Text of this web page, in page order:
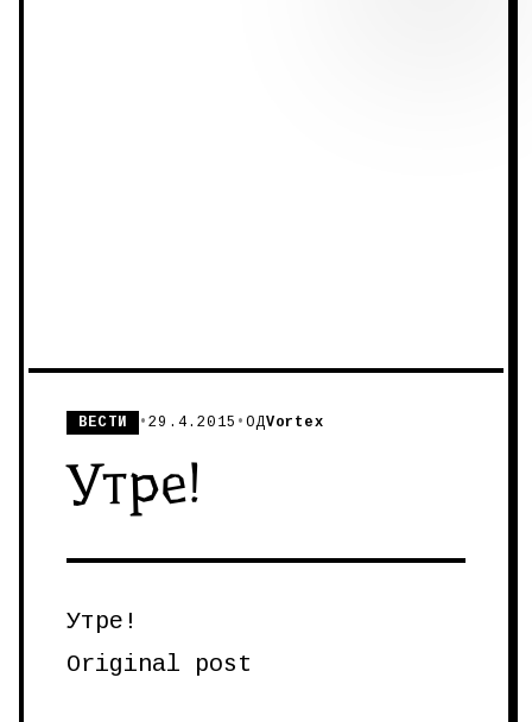
ВЕСТИ •29.4.2015 •ОДVortex
Утре!
Утре!
Original post